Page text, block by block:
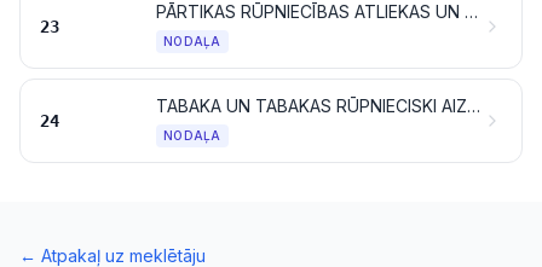
23
PĀRTIKAS RŪPNIECĪBAS ATLIEKAS UN ATKRITUMI; GATAVA LOPBARĪBA
NODAĻA
24
TABAKA UN TABAKAS RŪPNIECISKI AIZSTĀJĒJI; IZSTRĀDĀJUMI, KAS SATUR VAI NESATUR NIKOTĪNU UN KAS PAREDZĒTI IEELPOŠANAI BEZ SADEGŠANAS; CITI NIKOTĪNU SATUROŠI IZSTRĀDĀJUMI, KAS PAREDZĒTI NIKOTĪNA UZŅEMŠANAI CILVĒKA ORGANISMĀ
NODAĻA
← Atpakaļ uz meklētāju